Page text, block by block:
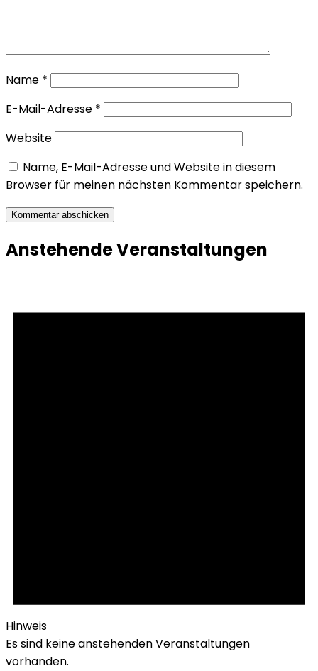
Name *
E-Mail-Adresse *
Website
Name, E-Mail-Adresse und Website in diesem
Browser für meinen nächsten Kommentar speichern.
Anstehende Veranstaltungen
Hinweis
Es sind keine anstehenden Veranstaltungen
vorhanden.